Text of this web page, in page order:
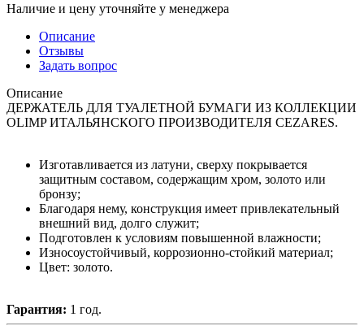
Наличие и цену уточняйте у менеджера
Описание
Отзывы
Задать вопрос
Описание
ДЕРЖАТЕЛЬ ДЛЯ ТУАЛЕТНОЙ БУМАГИ ИЗ КОЛЛЕКЦИИ
OLIMP ИТАЛЬЯНСКОГО ПРОИЗВОДИТЕЛЯ CEZARES.
Изготавливается из латуни, сверху покрывается
защитным составом, содержащим хром, золото или
бронзу;
Благодаря нему, конструкция имеет привлекательный
внешний вид, долго служит;
Подготовлен к условиям повышенной влажности;
Износоустойчивый, коррозионно-стойкий материал;
Цвет: золото.
Гарантия: 1 год.